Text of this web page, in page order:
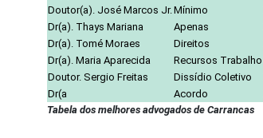
Doutor(a). José Marcos Jr. Mínimo
Dr(a). Thays Mariana
Apenas
Dr(a). Tomé Moraes
Direitos
Dr(a). Maria Aparecida
Recursos Trabalho
Doutor. Sergio Freitas
Dissídio Coletivo
Dr(a
Acordo
Tabela dos melhores advogados de Carrancas